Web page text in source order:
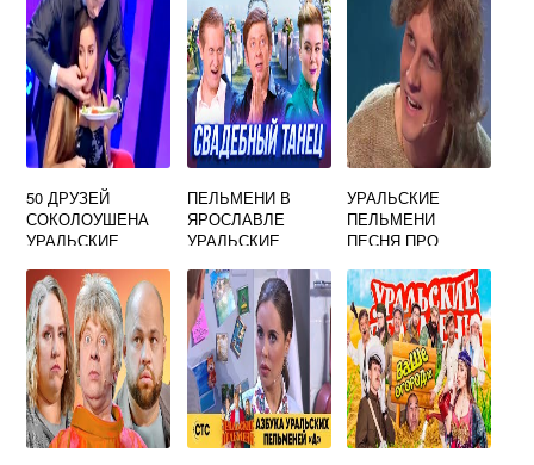
50 ДРУЗЕЙ
СОКОЛОУШЕНА
УРАЛЬСКИЕ
ПЕЛЬМЕНИ В
ЯРОСЛАВЛЕ
УРАЛЬСКИЕ
УРАЛЬСКИЕ
ПЕЛЬМЕНИ
ПЕСНЯ ПРО